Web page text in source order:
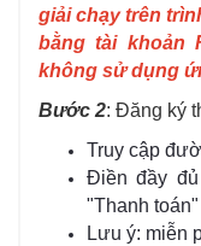
giải chạy trên
bằng tài khoản
không sử dụng
Bước 2: Đăng ký
Truy cập
Điền đầy đủ
"Thanh
Lưu ý: miễn